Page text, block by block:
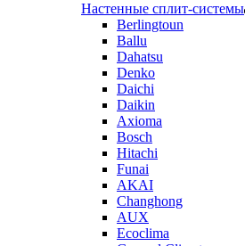
Настенные сплит-системы
Berlingtoun
Ballu
Dahatsu
Denko
Daichi
Daikin
Axioma
Bosch
Hitachi
Funai
AKAI
Changhong
AUX
Ecoclima